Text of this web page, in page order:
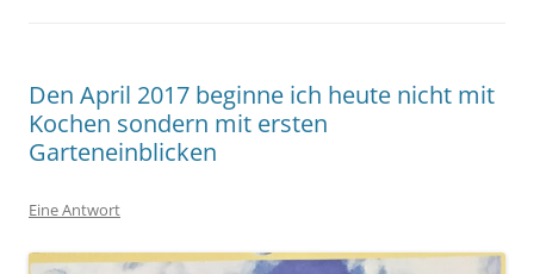
Den April 2017 beginne ich heute nicht mit
Kochen sondern mit ersten
Garteneinblicken
Eine Antwort